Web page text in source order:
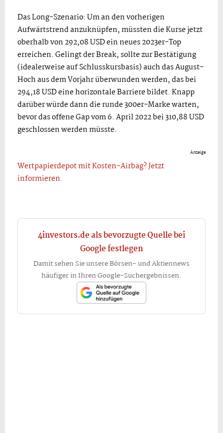
Das Long-Szenario: Um an den vorherigen
Aufwärtstrend anzuknüpfen, müssten die Kurse jetzt
oberhalb von 292,08 USD ein neues 2023er-Top
erreichen. Gelingt der Break, sollte zur Bestätigung
(idealerweise auf Schlusskursbasis) auch das August-
Hoch aus dem Vorjahr überwunden werden, das bei
294,18 USD eine horizontale Barriere bildet. Knapp
darüber würde dann die runde 300er-Marke warten,
bevor das offene Gap vom 6. April 2022 bei 310,88 USD
geschlossen werden müsste.
Anzeige
Wertpapierdepot mit Kosten-Airbag? Jetzt
informieren.
4investors.de als bevorzugte Quelle bei
Google festlegen
Damit sehen Sie unsere Börsen- und Aktiennews
häufiger in Ihren Google-Suchergebnissen.